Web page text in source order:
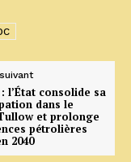
l’État consolide sa
dans le
et prolonge
pétrolières
2040